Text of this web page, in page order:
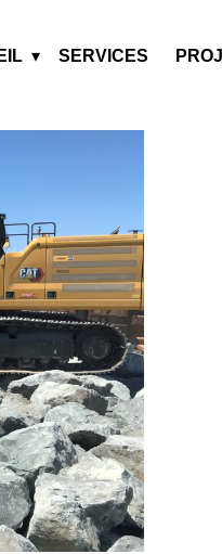
SERVICES